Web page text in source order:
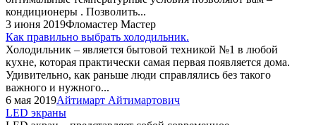
кондиционеры . Позволить...
3 июня 2019Фломастер Мастер
Как правильно выбрать холодильник.
Холодильник – является бытовой техникой №1 в любой
кухне, которая практически самая первая появляется дома.
Удивительно, как раньше люди справлялись без такого
важного и нужного...
6 мая 2019Айтимарт Айтимартович
LED экраны